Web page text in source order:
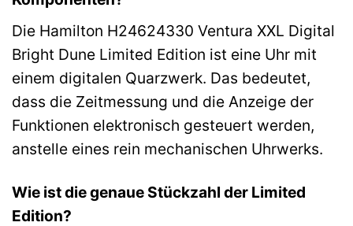
Die Hamilton H24624330 Ventura XXL Digital
Bright Dune Limited Edition ist eine Uhr mit
einem digitalen Quarzwerk. Das bedeutet,
dass die Zeitmessung und die Anzeige der
Funktionen elektronisch gesteuert werden,
anstelle eines rein mechanischen Uhrwerks.
Wie ist die genaue Stückzahl der Limited
Edition?